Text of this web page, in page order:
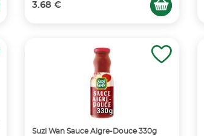
3.68 €
Suzi Wan Sauce Aigre-Douce 330g